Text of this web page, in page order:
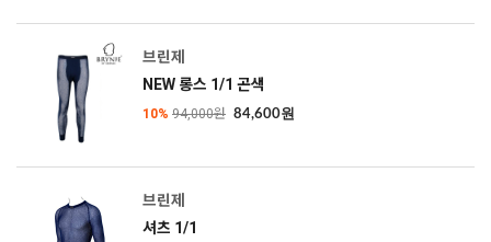
브린제
NEW 롱스 1/1 곤색
10% 94,000원 84,600원
브린제
셔츠 1/1